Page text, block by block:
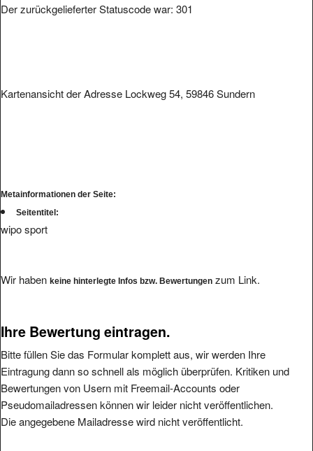
Der zurückgelieferter Statuscode war: 301
Kartenansicht der Adresse Lockweg 54, 59846 Sundern
Metainformationen der Seite:
Seitentitel:
wipo sport
Wir haben keine hinterlegte Infos bzw. Bewertungen zum Link.
Ihre Bewertung eintragen.
Bitte füllen Sie das Formular komplett aus, wir werden Ihre
Eintragung dann so schnell als möglich überprüfen. Kritiken und
Bewertungen von Usern mit Freemail-Accounts oder
Pseudomailadressen können wir leider nicht veröffentlichen.
Die angegebene Mailadresse wird nicht veröffentlicht.